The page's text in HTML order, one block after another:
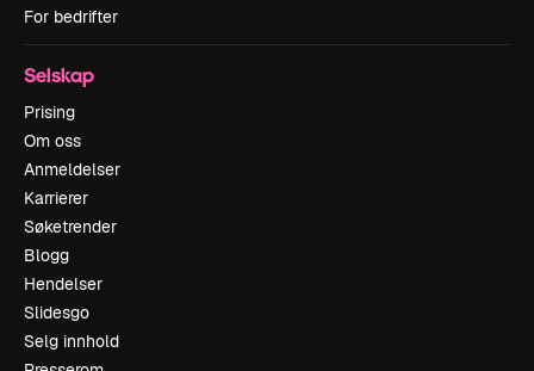
For bedrifter
Selskap
Prising
Om oss
Anmeldelser
Karrierer
Søketrender
Blogg
Hendelser
Slidesgo
Selg innhold